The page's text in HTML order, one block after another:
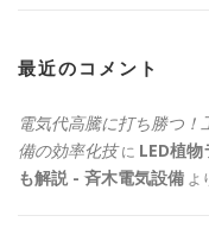
最近のコメント
電気代高騰に打ち勝つ
備の効率化技に LED植
も解説 - 斉木電気設備 よ